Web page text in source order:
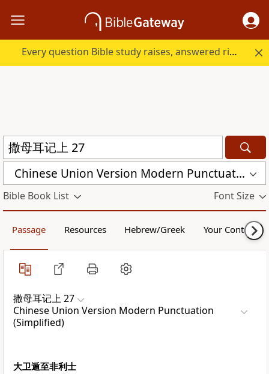
Every question Bible study raises, answered right here.
Chinese Union Version Modern Punctuation (Simplified) (CUVMPS)
Bible Book List Font Size
Passage Resources Hebrew/Greek Your Content
撒母耳记上 27
Chinese Union Version Modern Punctuation
(Simplified)
大卫遁至非利士